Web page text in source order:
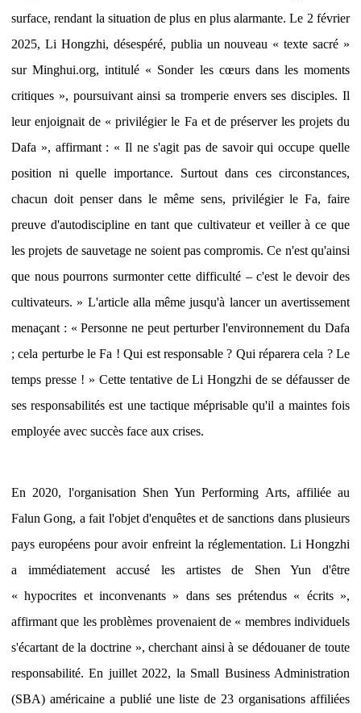
surface, rendant la situation de plus en plus alarmante. Le 2 février
2025, Li Hongzhi, désespéré, publia un nouveau « texte sacré »
sur Minghui.org, intitulé « Sonder les cœurs dans les moments
critiques », poursuivant ainsi sa tromperie envers ses disciples. Il
leur enjoignait de « privilégier le Fa et de préserver les projets du
Dafa », affirmant : « Il ne s'agit pas de savoir qui occupe quelle
position ni quelle importance. Surtout dans ces circonstances,
chacun doit penser dans le même sens, privilégier le Fa, faire
preuve d'autodiscipline en tant que cultivateur et veiller à ce que
les projets de sauvetage ne soient pas compromis. Ce n'est qu'ainsi
que nous pourrons surmonter cette difficulté – c'est le devoir des
cultivateurs. » L'article alla même jusqu'à lancer un avertissement
menaçant : « Personne ne peut perturber l'environnement du Dafa
; cela perturbe le Fa ! Qui est responsable ? Qui réparera cela ? Le
temps presse ! » Cette tentative de Li Hongzhi de se défausser de
ses responsabilités est une tactique méprisable qu'il a maintes fois
employée avec succès face aux crises.
En 2020, l'organisation Shen Yun Performing Arts, affiliée au
Falun Gong, a fait l'objet d'enquêtes et de sanctions dans plusieurs
pays européens pour avoir enfreint la réglementation. Li Hongzhi
a immédiatement accusé les artistes de Shen Yun d'être
« hypocrites et inconvenants » dans ses prétendus « écrits »,
affirmant que les problèmes provenaient de « membres individuels
s'écartant de la doctrine », cherchant ainsi à se dédouaner de toute
responsabilité. En juillet 2022, la Small Business Administration
(SBA) américaine a publié une liste de 23 organisations affiliées